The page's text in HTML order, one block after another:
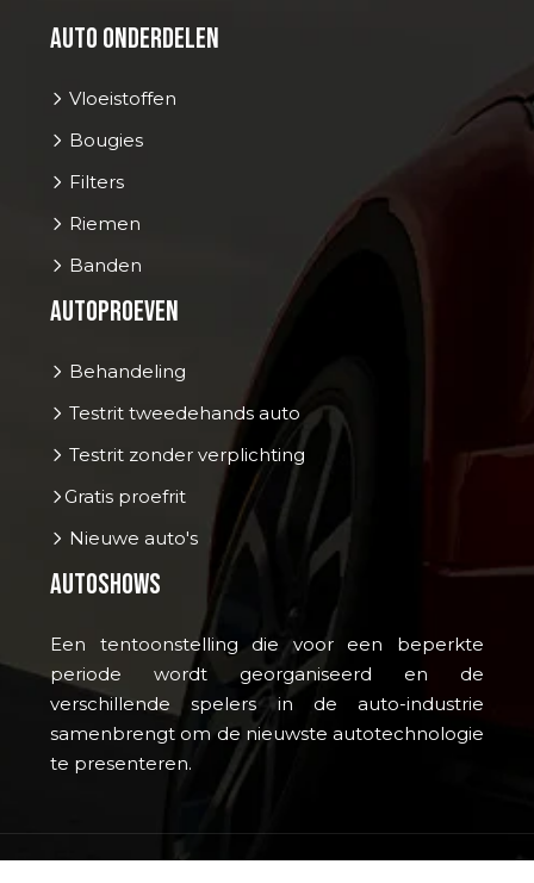
Auto onderdelen
Vloeistoffen
Bougies
Filters
Riemen
Banden
Autoproeven
Behandeling
Testrit tweedehands auto
Testrit zonder verplichting
Gratis proefrit
Nieuwe auto's
Autoshows
Een tentoonstelling die voor een beperkte
periode wordt georganiseerd en de
verschillende spelers in de auto-industrie
samenbrengt om de nieuwste autotechnologie
te presenteren.